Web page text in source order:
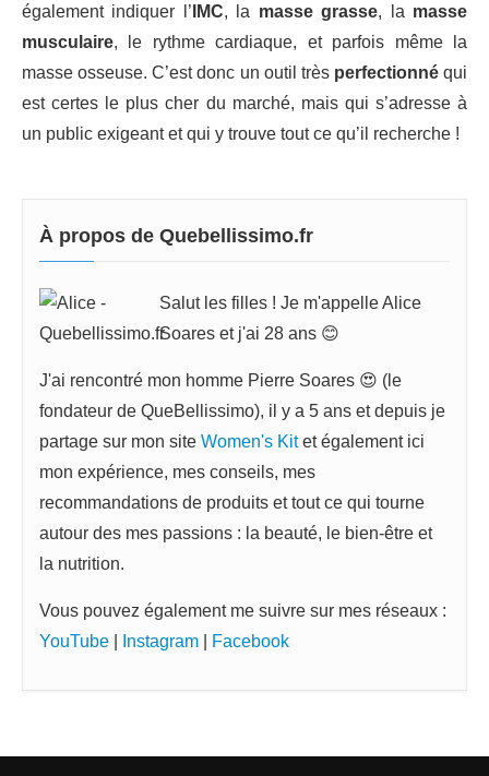
également indiquer l’ IMC, la masse grasse, la masse
musculaire, le rythme cardiaque, et parfois même la
masse osseuse. C’est donc un outil très perfectionnéqui
est certes le plus cher du marché, mais qui s’adresse à
un public exigeant et qui y trouve tout ce qu’il recherche !
À propos de Quebellissimo.fr
Salut les filles ! Je m'appelle Alice
Soares et j'ai 28 ans 😊
J'ai rencontré mon homme Pierre Soares 😍 (le
fondateur de QueBellissimo), il y a 5 ans et depuis je
partage sur mon site Women's Kitet également ici
mon expérience, mes conseils, mes
recommandations de produits et tout ce qui tourne
autour des mes passions : la beauté, le bien-être et
la nutrition.
Vous pouvez également me suivre sur mes réseaux :
YouTube
Instagram Facebook